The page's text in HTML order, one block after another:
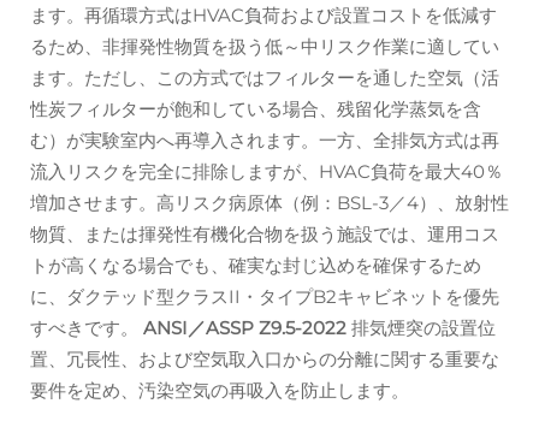
ます。再循環方式はHVAC負荷および設置コストを低減す
るため、非揮発性物質を扱う低～中リスク作業に適してい
ます。ただし、この方式ではフィルターを通した空気（活
性炭フィルターが飽和している場合、残留化学蒸気を含
む）が実験室内へ再導入されます。一方、全排気方式は再
流入リスクを完全に排除しますが、HVAC負荷を最大40％
増加させます。高リスク病原体（例：BSL-3／4）、放射性
物質、または揮発性有機化合物を扱う施設では、運用コス
トが高くなる場合でも、確実な封じ込めを確保するため
に、ダクテッド型クラスII・タイプB2キャビネットを優先
すべきです。 ANSI／ASSP Z9.5-2022 排気煙突の設置位
置、冗長性、および空気取入口からの分離に関する重要な
要件を定め、汚染空気の再吸入を防止します。